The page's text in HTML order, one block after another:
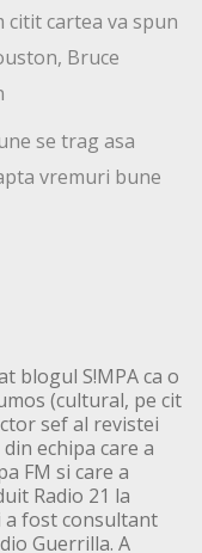
citit cartea va spun
Bruce
se trag asa
vremuri bune
blogul S!MPA ca o
(cultural, pe cit
sef al revistei
echipa care a
FM si care a
Radio 21 la
a fost consultant
Guerrilla. A